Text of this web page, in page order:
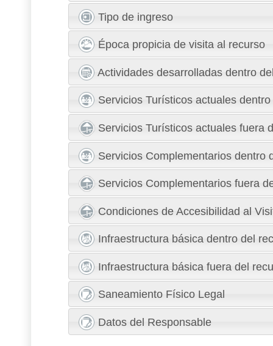
Tipo de ingreso
Época propicia de visita al recurso
Actividades desarrolladas dentro
Servicios Turísticos actuales
Servicios Turísticos actuales fuera
Servicios Complementarios dentro
Servicios Complementarios fuera
Condiciones de Accesibilidad al
Infraestructura básica dentro del
Infraestructura básica fuera del
Saneamiento Físico Legal
Datos del Responsable